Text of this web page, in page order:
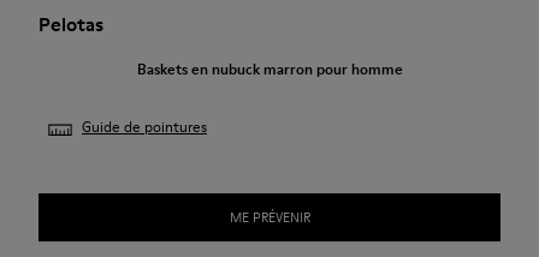
Pelotas
Baskets en nubuck marron pour homme
Guide de pointures
ME PRÉVENIR